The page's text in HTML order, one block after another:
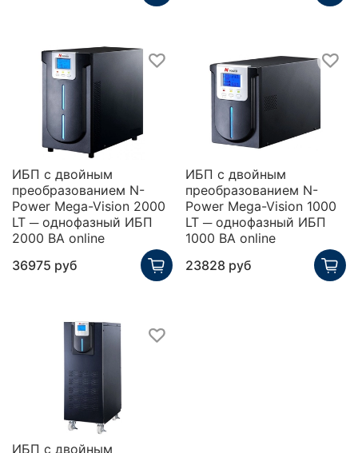
ИБП с двойным
преобразованием N-
Power Mega-Vision 2000
LT ─ однофазный ИБП
2000 ВА online
36975 руб
ИБП с двойным
преобразованием N-
Power Mega-Vision 1000
LT ─ однофазный ИБП
1000 ВА online
23828 руб
ИБП с двойным